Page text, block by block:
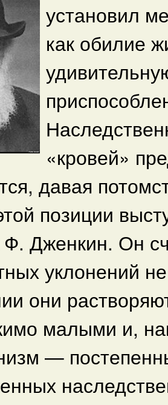
установил
как обилие
«кровей»
давая
позиции
Ф. Дженкин. Он
уклонений
они
малыми и,
—